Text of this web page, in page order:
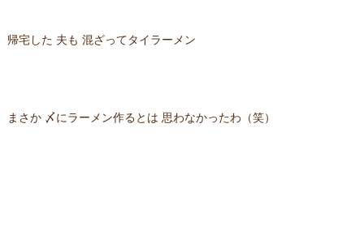
帰宅した 夫も 混ざってタイラーメン
まさか 〆にラーメン作るとは 思わなかったわ（笑）